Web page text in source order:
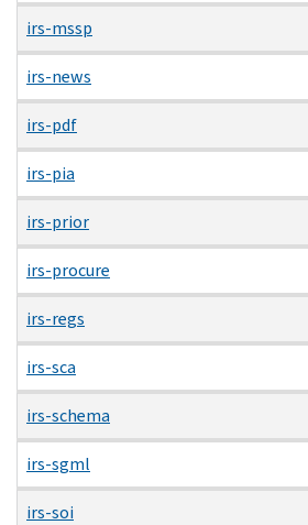
irs-mssp
irs-news
irs-pdf
irs-pia
irs-prior
irs-procure
irs-regs
irs-sca
irs-schema
irs-sgml
irs-soi